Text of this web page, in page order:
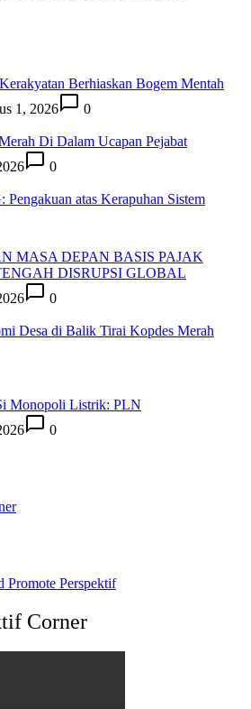
Berhiaskan Bogem Mentah
1, 2026
0
Di Dalam Ucapan Pejabat
0
atas Kerapuhan Sistem
MASA DEPAN BASIS PAJAK
DISRUPSI GLOBAL
0
Desa di Balik Tirai Kopdes Merah
Monopoli Listrik: PLN
0
Corner